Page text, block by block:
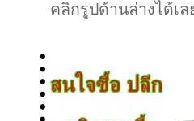
คลิกรูปด้านล่างได้เ